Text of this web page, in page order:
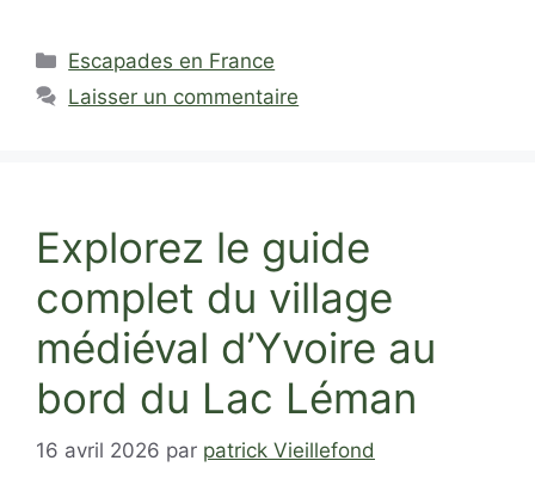
Catégories
Escapades en France
Laisser un commentaire
Explorez le guide
complet du village
médiéval d’Yvoire au
bord du Lac Léman
16 avril 2026 par patrick Vieillefond